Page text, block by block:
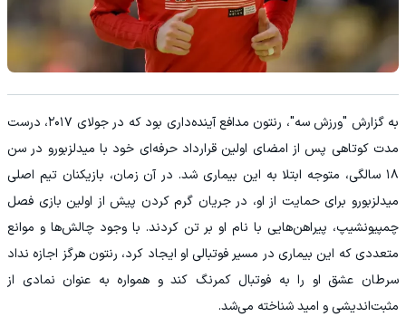
به گزارش "ورزش سه"، رنتون مدافع آینده‌داری بود که در جولای ۲۰۱۷، درست
مدت کوتاهی پس از امضای اولین قرارداد حرفه‌ای خود با میدلزبورو در سن
۱۸ سالگی، متوجه ابتلا به این بیماری شد. در آن زمان، بازیکنان تیم اصلی
میدلزبورو برای حمایت از او، در جریان گرم کردن پیش از اولین بازی فصل
چمپیونشیپ، پیراهن‌هایی با نام او بر تن کردند. با وجود چالش‌ها و موانع
متعددی که این بیماری در مسیر فوتبالی او ایجاد کرد، رنتون هرگز اجازه نداد
سرطان عشق او را به فوتبال کمرنگ کند و همواره به عنوان نمادی از
مثبت‌اندیشی و امید شناخته می‌شد.